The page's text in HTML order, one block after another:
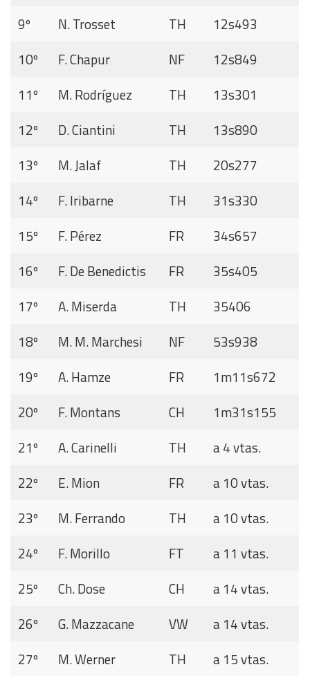
9º
N. Trosset TH
12s493
10º
F. Chapur NF
12s849
11º
M. Rodríguez TH
13s301
12º
D. Ciantini TH
13s890
13º
M. Jalaf TH
20s277
14º
F. Iribarne TH
31s330
15º
F. Pérez FR
34s657
16º
F. De Benedictis FR
35s405
17º
A. Miserda TH
35406
18º
M. M. Marchesi NF
53s938
19º
A. Hamze FR
1m11s672
20º
F. Montans CH
1m31s155
21º
A. Carinelli TH
a 4 vtas.
22º
E. Mion FR
a 10 vtas.
23º
M. Ferrando TH
a 10 vtas.
24º
F. Morillo FT
a 11 vtas.
25º
Ch. Dose CH
a 14 vtas.
26º
G. Mazzacane VW
a 14 vtas.
27º
M. Werner TH a 15 vtas.